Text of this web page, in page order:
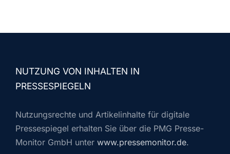
NUTZUNG VON INHALTEN IN
PRESSESPIEGELN
Nutzungsrechte und Artikelinhalte für digitale
Pressespiegel erhalten Sie über die PMG Presse-
Monitor GmbH unter www.pressemonitor.de.